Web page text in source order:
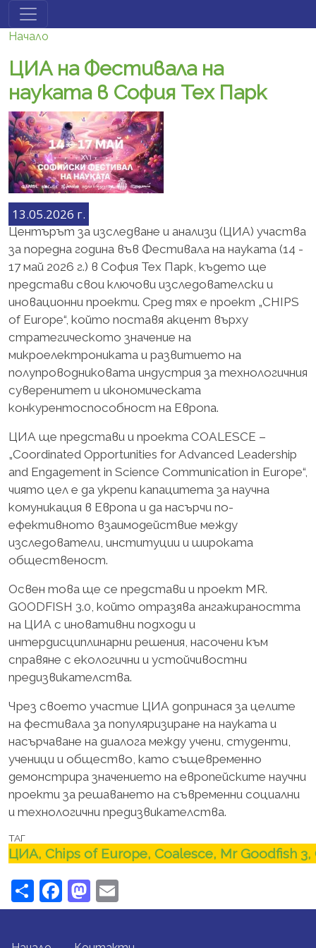
Премини към основното съдържание
Начало
ЦИА на Фестивала на
науката в София Тех Парк
13.05.2026 г.
Центърът за изследване и анализи (ЦИА) участва
за поредна година във Фестивала на науката (14 -
17 май 2026 г.) в София Тех Парк, където ще
представи свои ключови изследователски и
иновационни проекти. Сред тях е проект „CHIPS
of Europe“, който поставя акцент върху
стратегическото значение на
микроелектрониката и развитието на
полупроводниковата индустрия за технологичния
суверенитет и икономическата
конкурентоспособност на Европа.
ЦИА ще представи и проекта COALESCE –
„Coordinated Opportunities for Advanced Leadership
and Engagement in Science Communication in Europe“,
чиято цел е да укрепи капацитета за научна
комуникация в Европа и да насърчи по-
ефективното взаимодействие между
изследователи, институции и широката
общественост.
Освен това ще се представи и проект MR.
GOODFISH 3.0, който отразява ангажираността
на ЦИА с иновативни подходи и
интердисциплинарни решения, насочени към
справяне с екологични и устойчивостни
предизвикателства.
Чрез своето участие ЦИА допринася за целите
на фестивала за популяризиране на науката и
насърчаване на диалога между учени, студенти,
ученици и общество, като същевременно
демонстрира значението на европейските научни
проекти за решаването на съвременни социални
и технологични предизвикателства.
ТАГ
ЦИА, Chips of Europe, Coalesce, Mr Goodfish
ShareFacebook
Mastodon
FOOTER MENU